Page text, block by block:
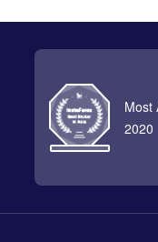
Most
2020